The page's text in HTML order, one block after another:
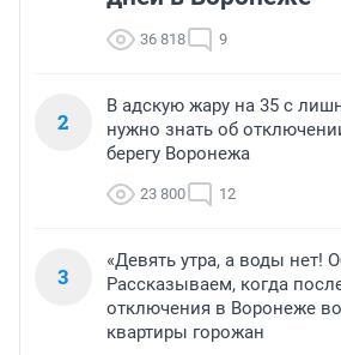
36 818 9
2
В адскую жару на 35 с
нужно знать об
берегу Воронежа
23 800 12
3
«Девять утра, а воды нет!
Рассказываем, когда
отключения в Воронеже
квартиры горожан